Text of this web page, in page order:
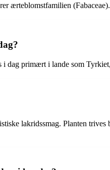
ærteblomstfamilien (Fabaceae).
i dag primært i lande som
lakridssmag. Planten